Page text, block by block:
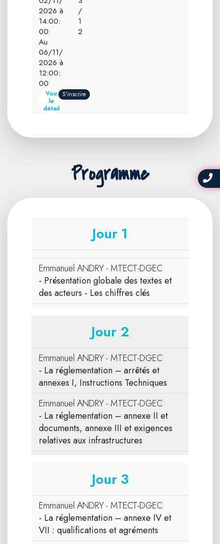
2026 à
14:00:
00
Au
06/11/
2026 à
12:00:
00
/
1
2
Voir
le
détail
S'inscrire
Programme
Jour 1
Emmanuel ANDRY - MTECT-DGEC
- Présentation globale des textes et
des acteurs - Les chiffres clés
Jour 2
Emmanuel ANDRY - MTECT-DGEC
- La réglementation – arrêtés et
annexes I, Instructions Techniques
Emmanuel ANDRY - MTECT-DGEC
- La réglementation – annexe II et
documents, annexe III et exigences
relatives aux infrastructures
Jour 3
Emmanuel ANDRY - MTECT-DGEC
- La réglementation – annexe IV et
VII : qualifications et agréments